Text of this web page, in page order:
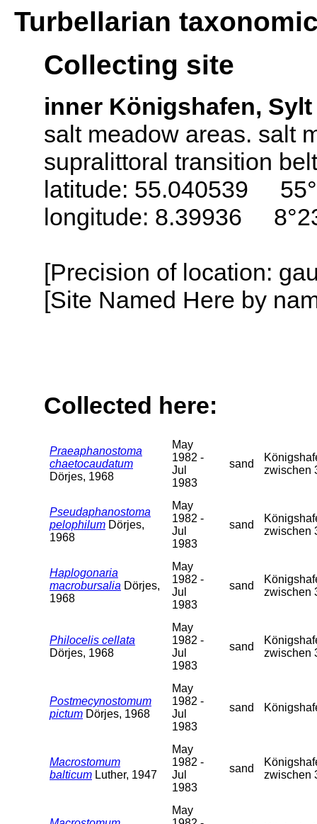
Turbellarian
Collecting site
inner Königshafen,
salt meadow areas. salt
supralittoral transition
latitude: 55.040539
longitude: 8.39936
[Precision of location:
[Site Named Here by
Collected here:
Praeaphanostoma
chaetocaudatum
Dörjes, 1968
May
1982 -
Jul
1983
sand
zwischen
Pseudaphanostoma
pelophilum Dörjes,
1968
May
1982 -
Jul
1983
sand
zwischen
Haplogonaria
macrobursalia Dörjes,
1968
May
1982 -
Jul
1983
sand
zwischen
Philocelis cellata
Dörjes, 1968
May
1982 -
Jul
1983
sand
zwischen
Postmecynostomum
pictum Dörjes, 1968
May
1982 -
Jul
1983
sand
Macrostomum
balticum Luther, 1947
May
1982 -
Jul
1983
sand
zwischen
May